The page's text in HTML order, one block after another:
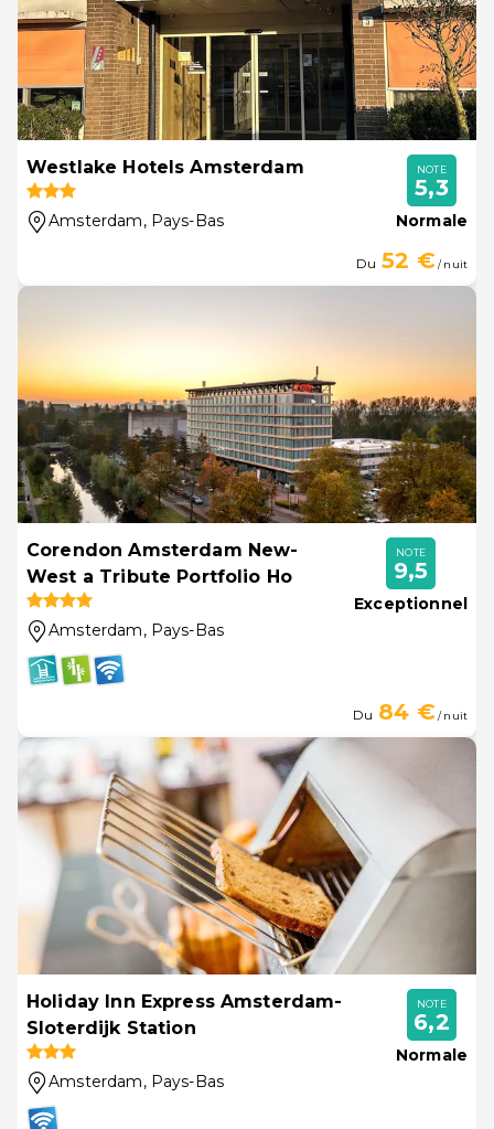
Westlake Hotels Amsterdam
Amsterdam, Pays-Bas
NOTE
5,3
Normale
Du 52 €/ nuit
Corendon Amsterdam New-
West a Tribute Portfolio Ho
Amsterdam, Pays-Bas
NOTE
9,5
Exceptionnel
Du 84 €/ nuit
Holiday Inn Express Amsterdam-
Sloterdijk Station
Amsterdam, Pays-Bas
NOTE
6,2
Normale